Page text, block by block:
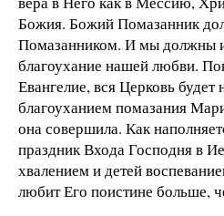
Божия. Божий Помазанник
Помазанником. И мы должны
благоухание нашей любви.
Евангелие, вся Церковь будет
благоуханием помазания
она совершила. Как
праздник Входа Господня в
хвалением и детей
любит Его поистине больше,